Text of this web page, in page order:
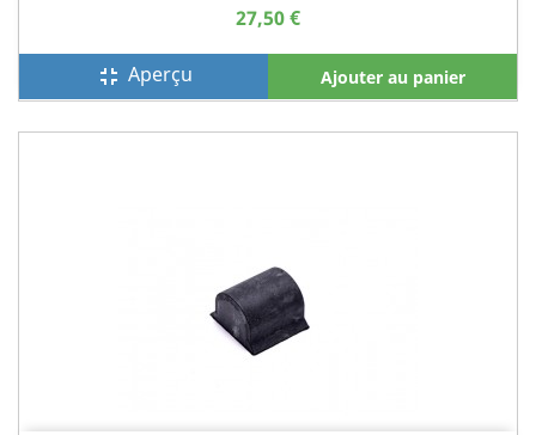
27,50 €
fullscreen_exit Aperçu Ajouter au panier